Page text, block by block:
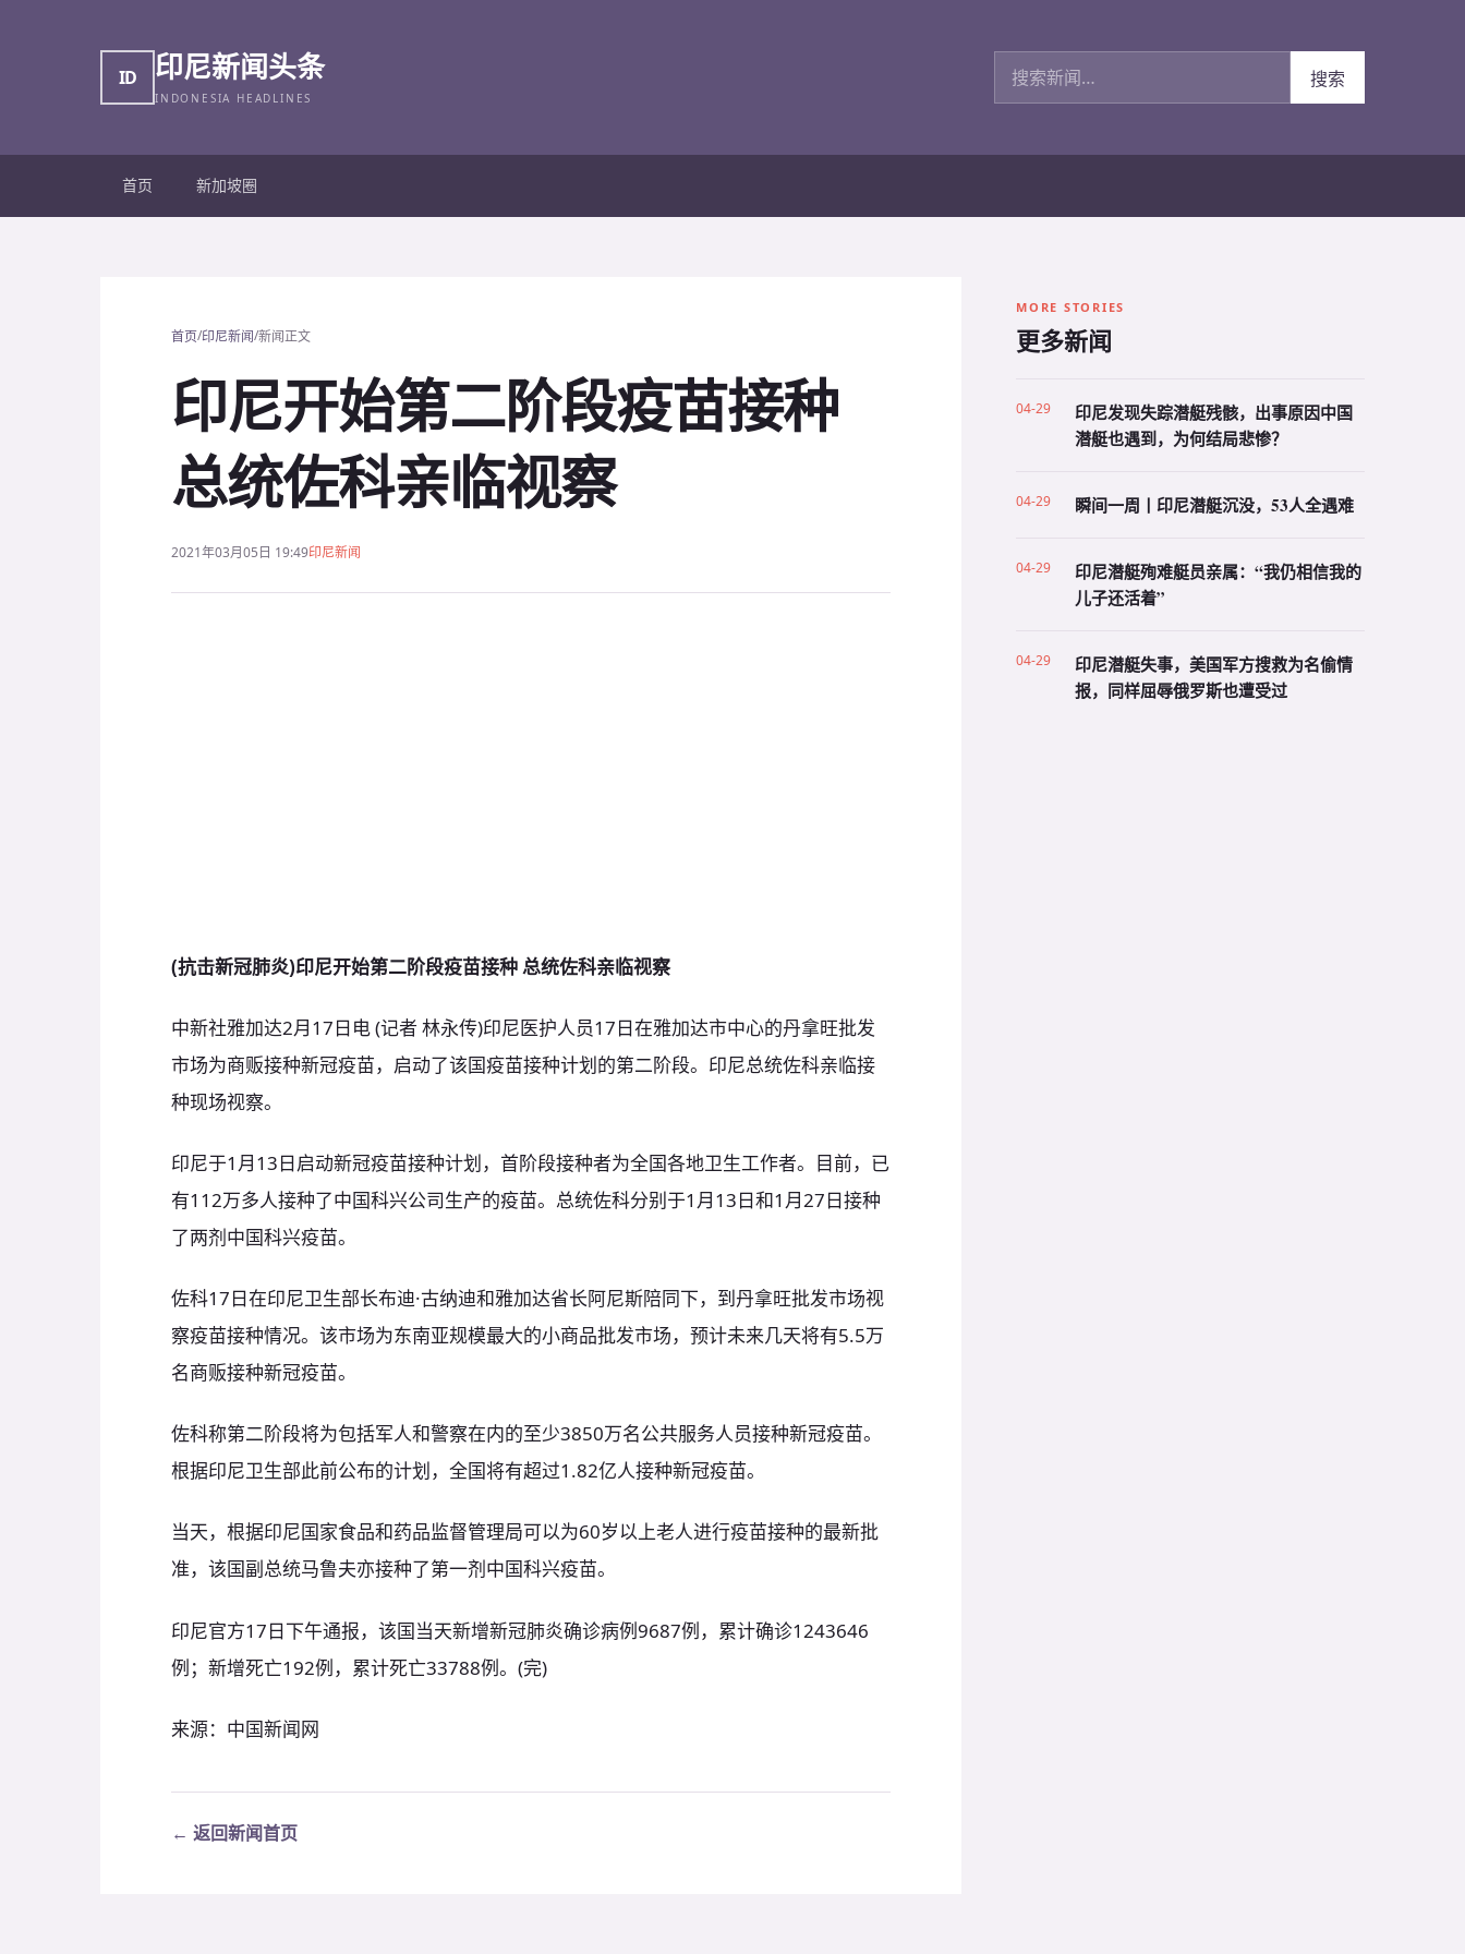
ID 印尼新闻头条
INDONESIA HEADLINES
搜索新闻
搜索
首页 新加坡圈
首页/印尼新闻/新闻正文
印尼开始第二阶段疫苗接种
总统佐科亲临视察
2021年03月05日 19:49印尼新闻
(抗击新冠肺炎)印尼开始第二阶段疫苗接种 总统佐科亲临视察
中新社雅加达2月17日电 (记者 林永传)印尼医护人员17日在雅加达市中心的丹拿旺批发
市场为商贩接种新冠疫苗，启动了该国疫苗接种计划的第二阶段。印尼总统佐科亲临接
种现场视察。
印尼于1月13日启动新冠疫苗接种计划，首阶段接种者为全国各地卫生工作者。目前，已
有112万多人接种了中国科兴公司生产的疫苗。总统佐科分别于1月13日和1月27日接种
了两剂中国科兴疫苗。
佐科17日在印尼卫生部长布迪·古纳迪和雅加达省长阿尼斯陪同下，到丹拿旺批发市场视
察疫苗接种情况。该市场为东南亚规模最大的小商品批发市场，预计未来几天将有5.5万
名商贩接种新冠疫苗。
佐科称第二阶段将为包括军人和警察在内的至少3850万名公共服务人员接种新冠疫苗。
根据印尼卫生部此前公布的计划，全国将有超过1.82亿人接种新冠疫苗。
当天，根据印尼国家食品和药品监督管理局可以为60岁以上老人进行疫苗接种的最新批
准，该国副总统马鲁夫亦接种了第一剂中国科兴疫苗。
印尼官方17日下午通报，该国当天新增新冠肺炎确诊病例9687例，累计确诊1243646
例；新增死亡192例，累计死亡33788例。(完)
来源：中国新闻网
← 返回新闻首页
MORE STORIES
更多新闻
04-29
印尼发现失踪潜艇残骸，出事原因中国
潜艇也遇到，为何结局悲惨？
04-29 瞬间一周丨印尼潜艇沉没，53人全遇难
04-29
印尼潜艇殉难艇员亲属：“我仍相信我的
儿子还活着”
04-29
印尼潜艇失事，美国军方搜救为名偷情
报，同样屈辱俄罗斯也遭受过